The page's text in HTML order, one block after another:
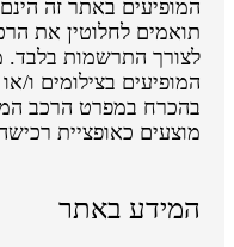
המופיעים באתר זה הינם
תואמים לחלוטין את
לצורך התרשמות בלבד.
המופיעים בצילומים ו/
בהכרח במפרט הרכב
מוצעים כאופציית רכישה.
המידע באתר